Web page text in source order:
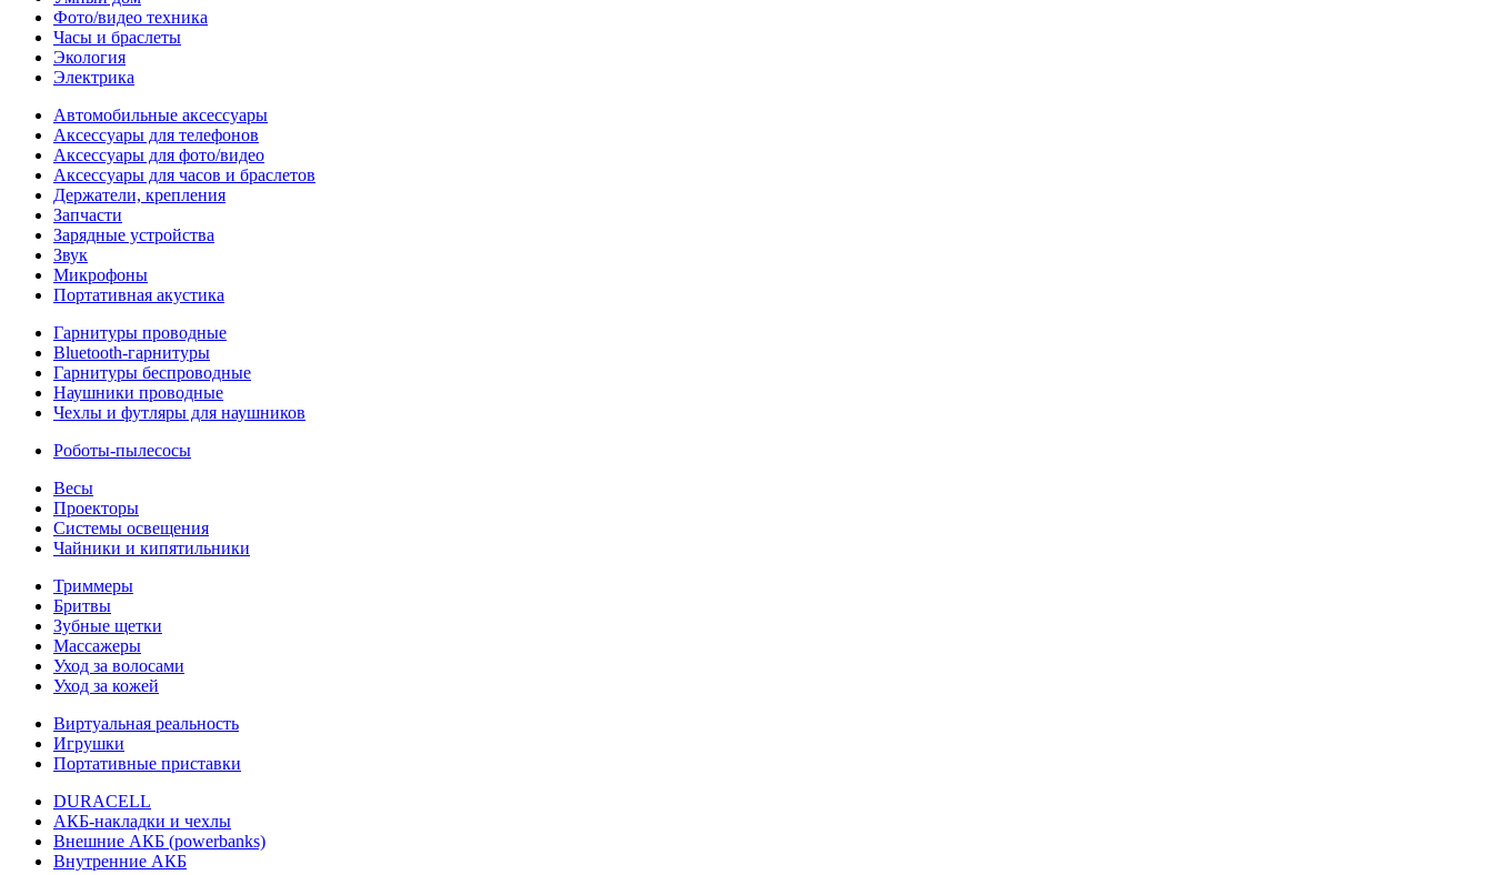
Фото/видео техника
Часы и браслеты
Экология
Электрика
Автомобильные аксессуары
Аксессуары для телефонов
Аксессуары для фото/видео
Аксессуары для часов и браслетов
Держатели, крепления
Запчасти
Зарядные устройства
Звук
Микрофоны
Портативная акустика
Гарнитуры проводные
Bluetooth-гарнитуры
Гарнитуры беспроводные
Наушники проводные
Чехлы и футляры для наушников
Роботы-пылесосы
Весы
Проекторы
Системы освещения
Чайники и кипятильники
Триммеры
Бритвы
Зубные щетки
Массажеры
Уход за волосами
Уход за кожей
Виртуальная реальность
Игрушки
Портативные приставки
DURACELL
АКБ-накладки и чехлы
Внешние АКБ (powerbanks)
Внутренние АКБ